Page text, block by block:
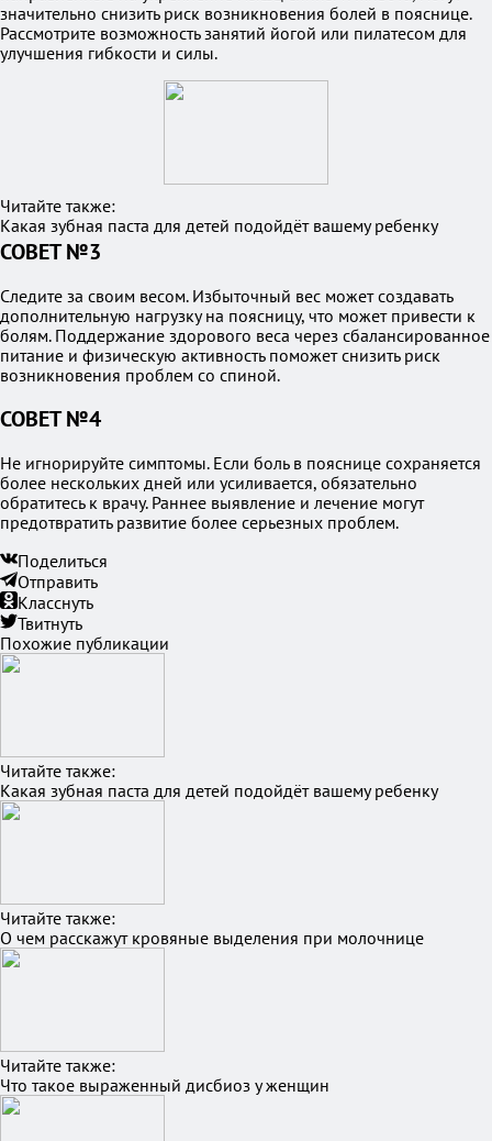
значительно снизить риск возникновения болей в пояснице.
Рассмотрите возможность занятий йогой или пилатесом для
улучшения гибкости и силы.
Читайте также:
Какая зубная паста для детей подойдёт вашему ребенку
СОВЕТ №3
Следите за своим весом. Избыточный вес может создавать
дополнительную нагрузку на поясницу, что может привести к
болям. Поддержание здорового веса через сбалансированное
питание и физическую активность поможет снизить риск
возникновения проблем со спиной.
СОВЕТ №4
Не игнорируйте симптомы. Если боль в пояснице сохраняется
более нескольких дней или усиливается, обязательно
обратитесь к врачу. Раннее выявление и лечение могут
предотвратить развитие более серьезных проблем.
Поделиться
Отправить
Класснуть
Твитнуть
Похожие публикации
Читайте также:
Какая зубная паста для детей подойдёт вашему ребенку
Читайте также:
О чем расскажут кровяные выделения при молочнице
Читайте также:
Что такое выраженный дисбиоз у женщин